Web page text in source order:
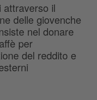
attraverso il
delle giovenche
nel donare
per
del reddito e